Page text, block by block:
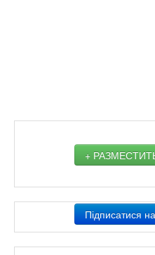
+
Підписатися